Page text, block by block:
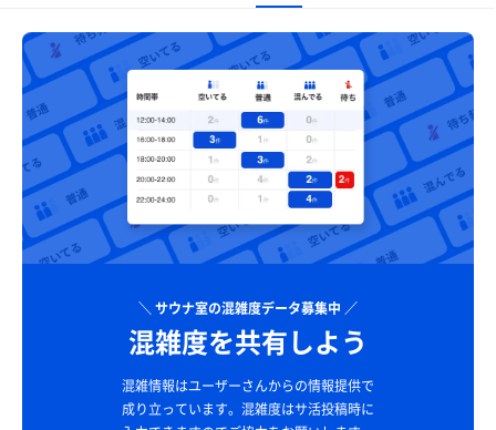
＼ サウナ室の混雑度データ募集中 ／
混雑度を共有しよう
混雑情報はユーザーさんからの情報提供で
成り立っています。 混雑度はサ活投稿時に